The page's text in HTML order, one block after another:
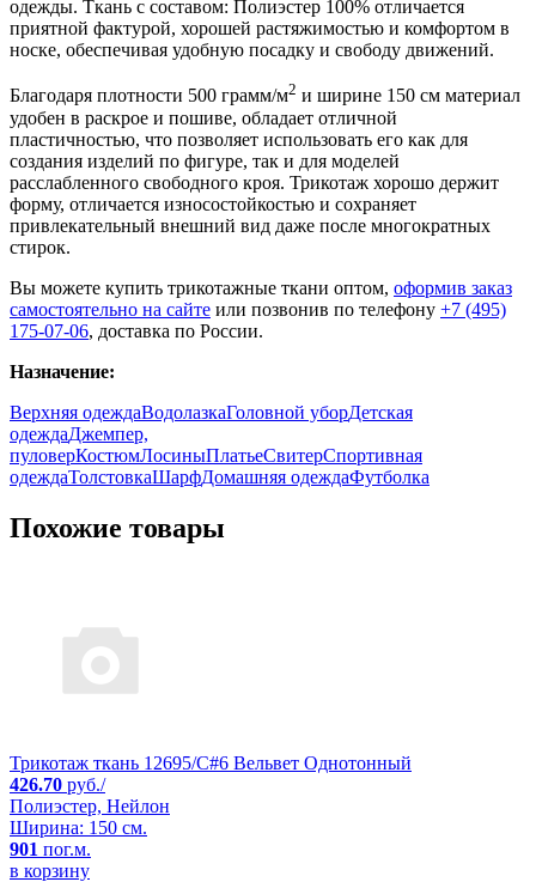
одежды. Ткань с составом: Полиэстер 100% отличается
приятной фактурой, хорошей растяжимостью и комфортом в
носке, обеспечивая удобную посадку и свободу движений.
Благодаря плотности 500 грамм/м2 и ширине 150 см материал
удобен в раскрое и пошиве, обладает отличной
пластичностью, что позволяет использовать его как для
создания изделий по фигуре, так и для моделей
расслабленного свободного кроя. Трикотаж хорошо держит
форму, отличается износостойкостью и сохраняет
привлекательный внешний вид даже после многократных
стирок.
Вы можете купить трикотажные ткани оптом, оформив заказ
самостоятельно на сайте или позвонив по телефону +7 (495)
175-07-06, доставка по России.
Назначение:
Верхняя одеждаВодолазкаГоловной уборДетская
одеждаДжемпер,
пуловерКостюмЛосиныПлатьеСвитерСпортивная
одеждаТолстовкаШарфДомашняя одеждаФутболка
Похожие товары
Трикотаж ткань 12695/C#6 Вельвет Однотонный
426.70 руб./
Полиэстер, Нейлон
Ширина: 150 см.
901 пог.м.
в корзину